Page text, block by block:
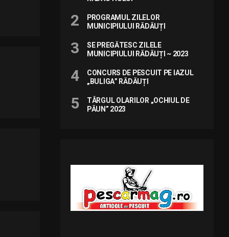
PROGRAMUL ZILELOR
MUNICIPIULUI RĂDĂUȚI
SE PREGĂTESC ZILELE
MUNICIPIULUI RĂDĂUȚI ~ 2023
CONCURS DE PESCUIT PE IAZUL
„BULIGA” RĂDĂUȚI
TÂRGUL OLARILOR „OCHIUL DE
PĂUN” 2023